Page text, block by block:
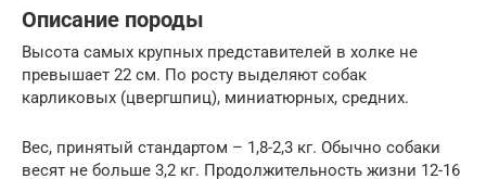
Описание породы
Высота самых крупных представителей в холке не
превышает 22 см. По росту выделяют собак
карликовых (цвергшпиц), миниатюрных, средних.
Вес, принятый стандартом – 1,8-2,3 кг. Обычно собаки
весят не больше 3,2 кг. Продолжительность жизни 12-16